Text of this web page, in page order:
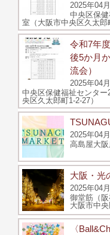
2025年04
中央区保
室（大阪市中央区久太郎
令和7年
後5か月
流会）
2025年04
中央区保健福祉センタ
央区久太郎町1-2-27）
2025年04
高島屋大
大阪・光
2025年04
御堂筋（
大阪市中央
〈